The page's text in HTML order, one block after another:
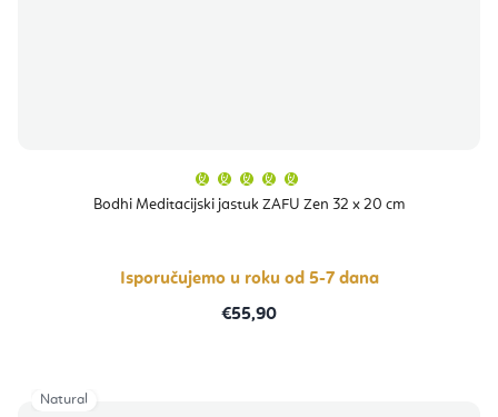
Bodhi Meditacijski jastuk ZAFU Zen 32 x 20 cm
proizvoda
je
zvjezdica.
Isporučujemo u roku od 5-7 dana
€55,90
Natural